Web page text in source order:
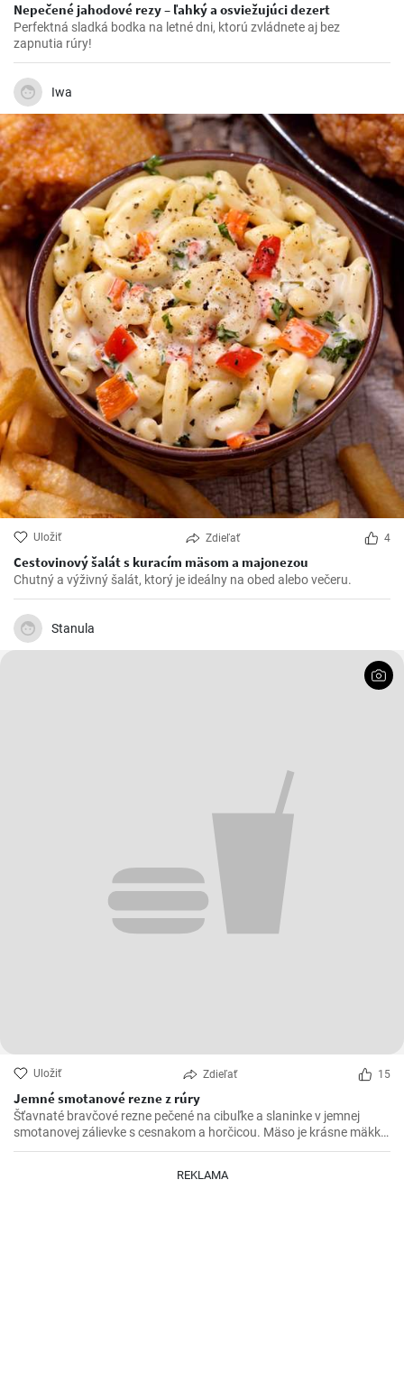
Nepečené jahodové rezy – ľahký a osviežujúci dezert
Perfektná sladká bodka na letné dni, ktorú zvládnete aj bez
zapnutia rúry!
Iwa
Uložiť Zdieľať 4
Cestovinový šalát s kuracím mäsom a majonezou
Chutný a výživný šalát, ktorý je ideálny na obed alebo večeru.
Stanula
Uložiť Zdieľať 15
Jemné smotanové rezne z rúry
Šťavnaté bravčové rezne pečené na cibuľke a slaninke v jemnej
smotanovej zálievke s cesnakom a horčicou. Mäso je krásne mäkké
a doslova sa rozpadá.
REKLAMA